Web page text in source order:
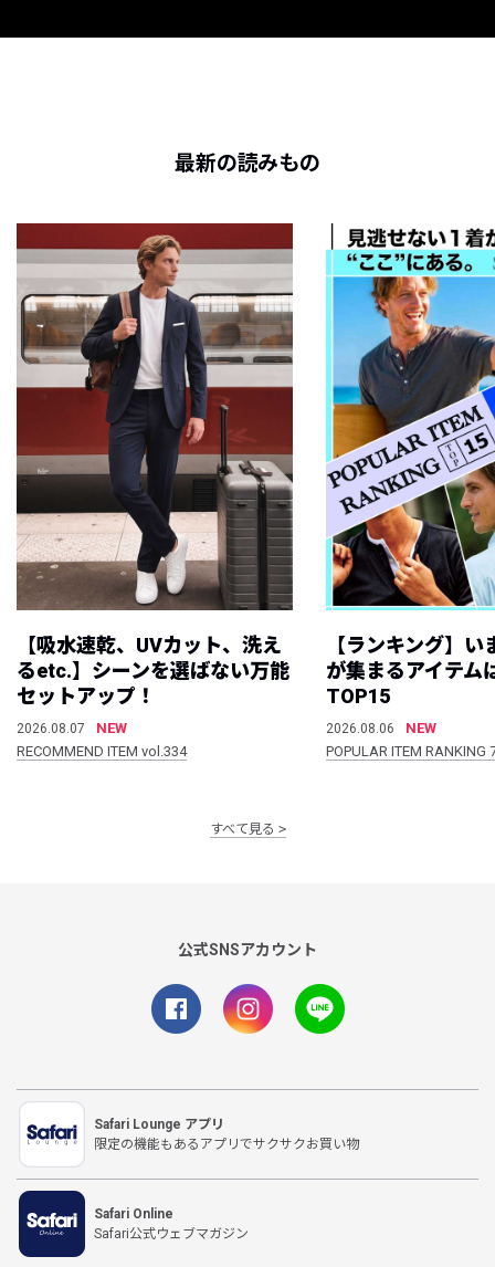
最新の読みもの
【吸水速乾、UVカット、洗え
るetc.】シーンを選ばない万能
セットアップ！
2026.08.07
NEW
RECOMMEND ITEM vol.334
【ランキング】
が集まるアイテム
TOP15
2026.08.06
NEW
POPULAR ITEM
すべて見る
公式SNSアカウント
Safari Lounge アプリ
限定の機能もあるアプリでサクサクお買い物
Safari Online
Safari公式ウェブマガジン